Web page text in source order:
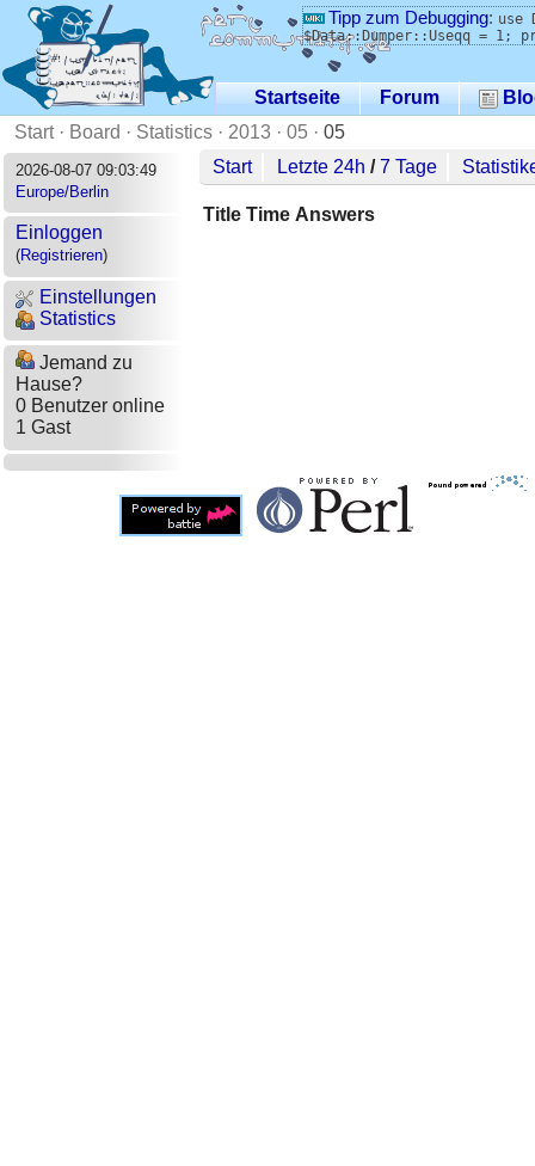
Tipp zum Debugging: use
$Data::Dumper::Useqq = 1;
Startseite Forum
Start· Board · Statistics · 2013 · 05 · 05
2026-08-07 09:03:49
Europe/Berlin
Einloggen
(Registrieren)
Einstellungen
Statistics
Jemand zu
Hause?
0 Benutzer online
1 Gast
Start Letzte 24h /7 Tage
Title Time Answers